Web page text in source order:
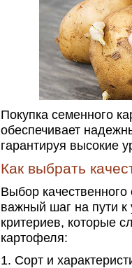
Покупка семенного
обеспечивает
гарантируя высокие
Как выбрать
Выбор
важный шаг на пути
критериев, которые
картофеля:
Сорт и